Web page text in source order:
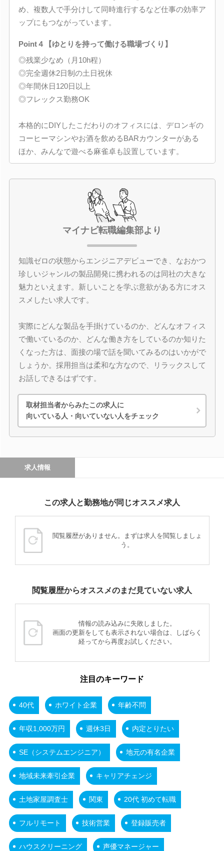
め、複数人で手分けして同時進行するなど仕事の効率ア
ップにもつながっています。
Point４【ゆとりを持って働ける職場づくり】
◎残業少なめ（月10h程）
◎完全週休2日制の土日祝休
◎年間休日120日以上
◎フレックス勤務OK
本格的にDIYしたこだわりのオフィスには、デロンギの
コーヒーマシンやお酒を飲めるBARカウンターがある
ほか、みんなで遊べる麻雀卓も設置しています。
マイナビ転職編集部より
知識ゼロの状態からエンジニアデビューでき、なおかつ
珍しいジャンルの製品開発に携われるのは同社の大きな
魅力といえます。新しいことを学ぶ意欲がある方にオス
スメしたい求人です。
実際にどんな製品を手掛けているのか、どんなオフィス
で働いているのか、どんな働き方をしているのか知りた
くなった方は、面接の場で話を聞いてみるのはいかがで
しょうか。採用担当は柔和な方なので、リラックスして
お話しできるはずです。
取材担当者からみたこの求人に
向いている人・向いていない人をチェック
求人情報
この求人と勤務地が同じオススメ求人
閲覧履歴がありません。まずは求人を閲覧しましょ
う。
閲覧履歴からオススメのまだ見ていない求人
情報の読み込みに失敗しました。
画面の更新をしても表示されない場合は、しばらく
経ってから再度お試しください。
注目のキーワード
40代 ホワイト企業 年齢不問
年収1,000万円 週休3日 内定とりたい
SE（システムエンジニア） 地元の有名企業
地域未来牽引企業 キャリアチェンジ
土地家屋調査士 関東 20代 初めて転職
フルリモート 技術営業 登録販売者
ハウスクリーニング 声優マネージャー